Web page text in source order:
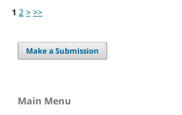
1 2 > >>
Make a Submission
Main Menu